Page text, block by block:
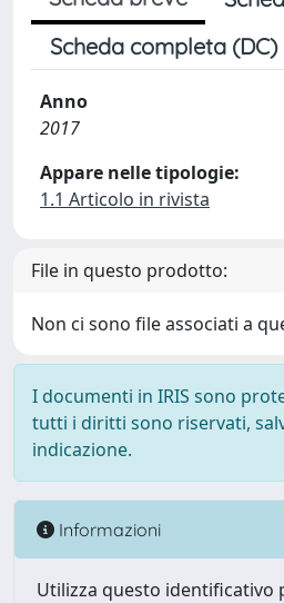
Scheda completa (DC)
Anno
2017
Appare nelle tipologie:
1.1 Articolo in rivista
File in questo prodotto:
Non ci sono file associati a
I documenti in IRIS sono
tutti i diritti sono riservati,
indicazione.
Informazioni
Utilizza questo identificativo